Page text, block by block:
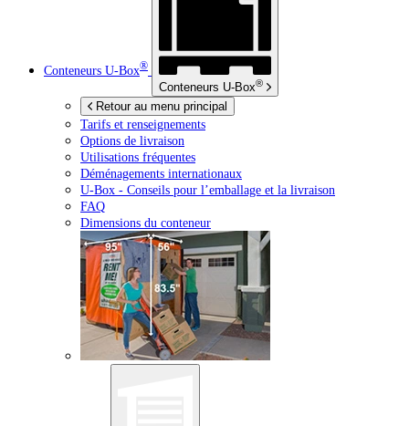
Conteneurs U-Box®
Conteneurs U-Box®
Retour au menu principal
Tarifs et renseignements
Options de livraison
Utilisations fréquentes
Déménagements internationaux
U-Box - Conseils pour l’emballage et la livraison
FAQ
Dimensions du conteneur